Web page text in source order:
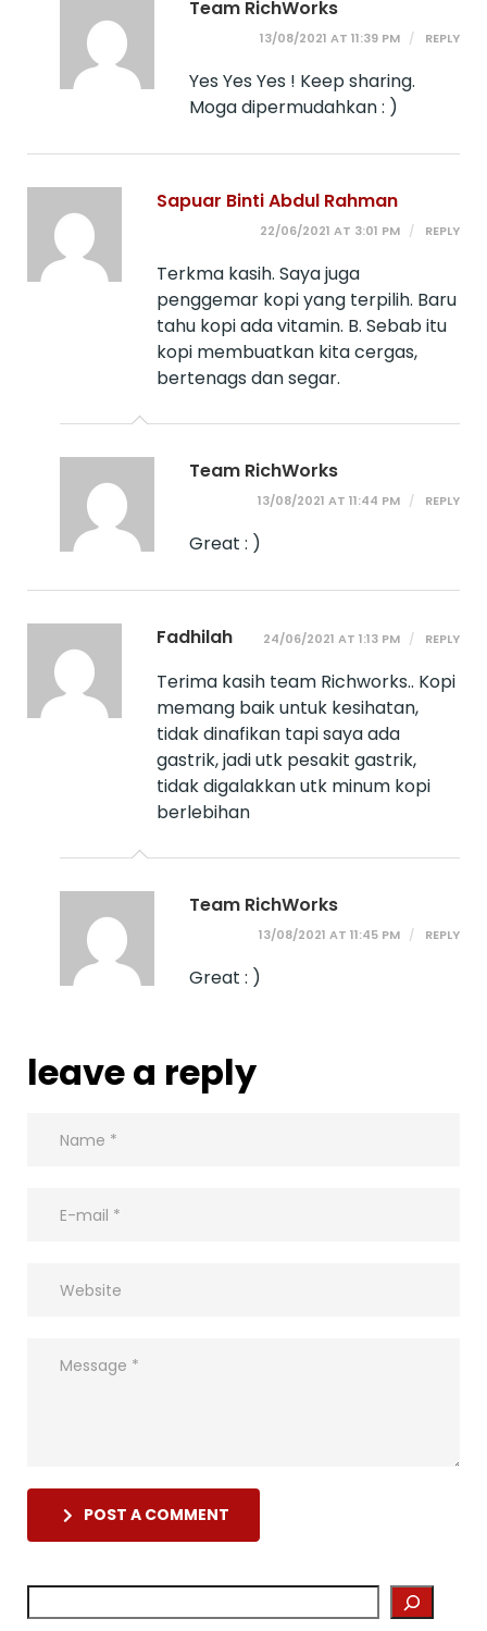
Team RichWorks
13/08/2021 AT 11:39 PM REPLY
Yes Yes Yes ! Keep sharing.
Moga dipermudahkan : )
Sapuar Binti Abdul Rahman
22/06/2021 AT 3:01 PM REPLY
Terkma kasih. Saya juga
penggemar kopi yang terpilih. Baru
tahu kopi ada vitamin. B. Sebab itu
kopi membuatkan kita cergas,
bertenags dan segar.
Team RichWorks
13/08/2021 AT 11:44 PM REPLY
Great : )
Fadhilah 24/06/2021 AT 1:13 PM REPLY
Terima kasih team Richworks.. Kopi
memang baik untuk kesihatan,
tidak dinafikan tapi saya ada
gastrik, jadi utk pesakit gastrik,
tidak digalakkan utk minum kopi
berlebihan
Team RichWorks
13/08/2021 AT 11:45 PM REPLY
Great : )
leave a reply
POST A COMMENT